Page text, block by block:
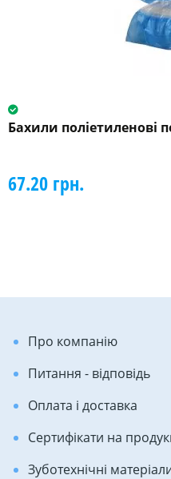
Бахили поліетиленові
67.20 грн.
Про компанію
Питання - відповідь
Оплата і доставка
Сертифікати на
Зуботехнічні